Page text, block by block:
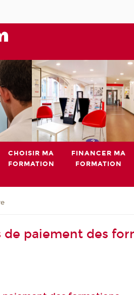
CHOISIR MA
FORMATION
FINANCER MA
FORMATION
de paiement des